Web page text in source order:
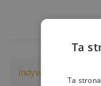
Indywidualizacja
Ta
Ta